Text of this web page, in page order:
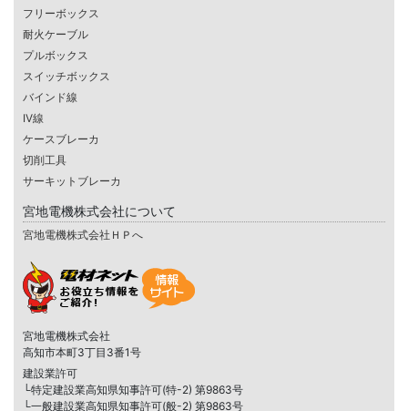
フリーボックス
耐火ケーブル
プルボックス
スイッチボックス
バインド線
IV線
ケースブレーカ
切削工具
サーキットブレーカ
宮地電機株式会社について
宮地電機株式会社ＨＰへ
宮地電機株式会社
高知市本町3丁目3番1号
建設業許可
└特定建設業高知県知事許可(特-2) 第9863号
└一般建設業高知県知事許可(般-2) 第9863号